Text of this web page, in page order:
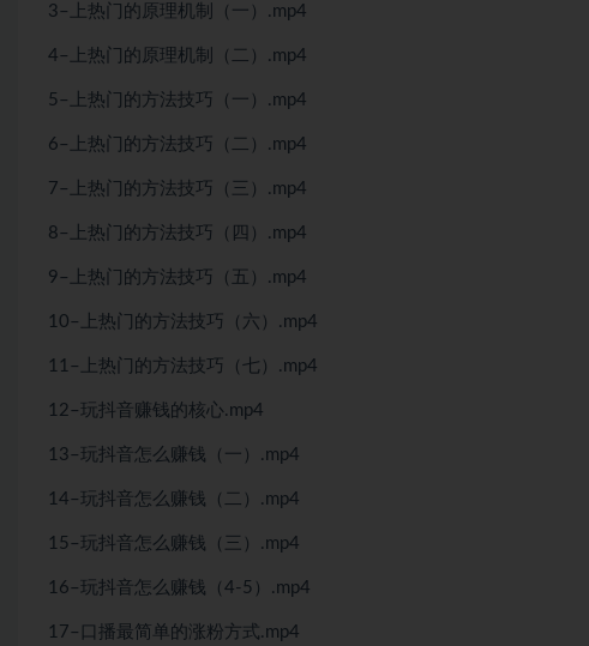
3–上热门的原理机制（一）.mp4
4–上热门的原理机制（二）.mp4
5–上热门的方法技巧（一）.mp4
6–上热门的方法技巧（二）.mp4
7–上热门的方法技巧（三）.mp4
8–上热门的方法技巧（四）.mp4
9–上热门的方法技巧（五）.mp4
10–上热门的方法技巧（六）.mp4
11–上热门的方法技巧（七）.mp4
12–玩抖音赚钱的核心.mp4
13–玩抖音怎么赚钱（一）.mp4
14–玩抖音怎么赚钱（二）.mp4
15–玩抖音怎么赚钱（三）.mp4
16–玩抖音怎么赚钱（4-5）.mp4
17–口播最简单的涨粉方式.mp4